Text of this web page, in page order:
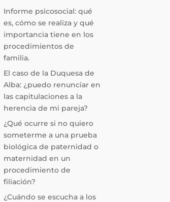
Informe psicosocial: qué
es, cómo se realiza y qué
importancia tiene en los
procedimientos de
familia.
El caso de la Duquesa de
Alba: ¿puedo renunciar en
las capitulaciones a la
herencia de mi pareja?
¿Qué ocurre si no quiero
someterme a una prueba
biológica de paternidad o
maternidad en un
procedimiento de
filiación?
¿Cuándo se escucha a los